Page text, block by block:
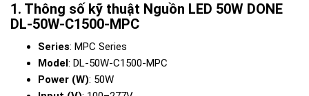
Thông số kỹ thuật Nguồn LED 50W DONE
DL-50W-C1500-MPC
Series: MPC Series
Model: DL-50W-C1500-MPC
Power (W): 50W